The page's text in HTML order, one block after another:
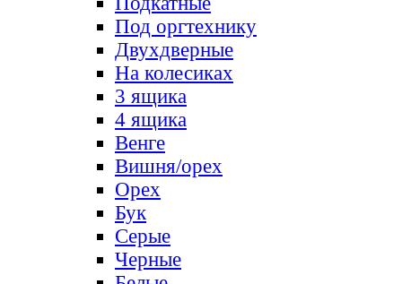
Под оргтехнику
Двухдверные
На колесиках
3 ящика
4 ящика
Венге
Вишня/орех
Орех
Бук
Серые
Черные